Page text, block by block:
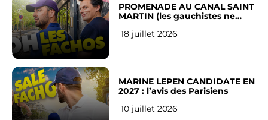
PROMENADE AU CANAL SAINT
MARTIN (les gauchistes ne
18 juillet 2026
MARINE LEPEN CANDIDATE EN
2027 : l’avis des Parisiens
10 juillet 2026